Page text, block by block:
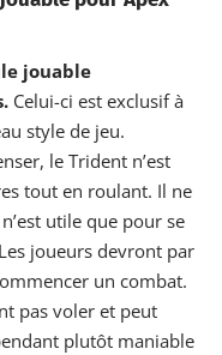
jouable
Celui-ci est exclusif à
style de jeu.
le Trident n’est
tout en roulant. Il ne
utile que pour se
joueurs devront par
un combat.
pas voler et peut
plutôt maniable